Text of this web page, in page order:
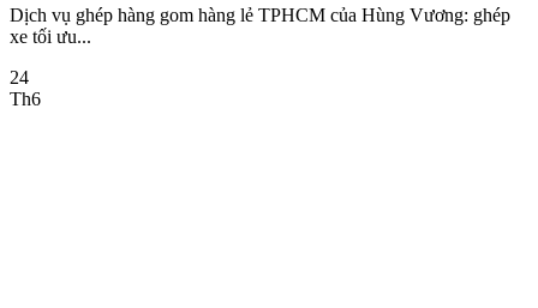
Dịch vụ ghép hàng gom hàng lẻ TPHCM của Hùng Vương: ghép
xe tối ưu...
24
Th6